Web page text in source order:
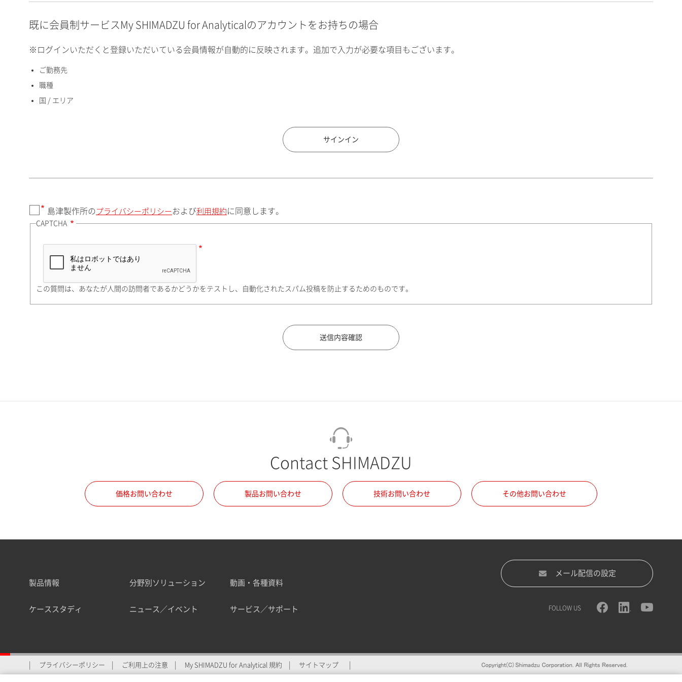
英数）
国 / エリア
住所検索
都道府県（勤務先）
町名・番地（勤務先）
所属部署
会員制サービスMySHIMADZU for Analyticalへの登録をおすすめします。
既に会員制サービスMy SHIMADZU for Analyticalのアカウントをお持ちの場合
※ログインいただくと登録いただいている会員情報が自動的に反映されます。追加で入力が必要な項目もございます。
ご勤務先
職種
国 / エリア
サインイン
島津製作所の プライバシーポリシー および利用規約 に同意します。
CAPTCHA
この質問は、あなたが人間の訪問者であるかどうかをテストし、自動化されたスパム投稿を防止するためのものです。
Contact SHIMADZU
価格お問い合わせ 製品お問い合わせ 技術お問い合わせ その他お問い合わせ
製品情報 分野別ソリューション 動画・各種資料
ケーススタディ ニュース／イベント サービス／サポート
メール配信の設定
FOLLOW US
プライバシーポリシー ご利用上の注意 My SHIMADZU for Analytical 規約 サイトマップ